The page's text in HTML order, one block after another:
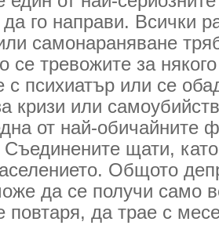
го направи. Всички
самонараняване
се тревожите за
с психиатър или се
кризи или
от най-обичайните
Съединените щати,
Общото
да се получи само
повтаря, да трае с